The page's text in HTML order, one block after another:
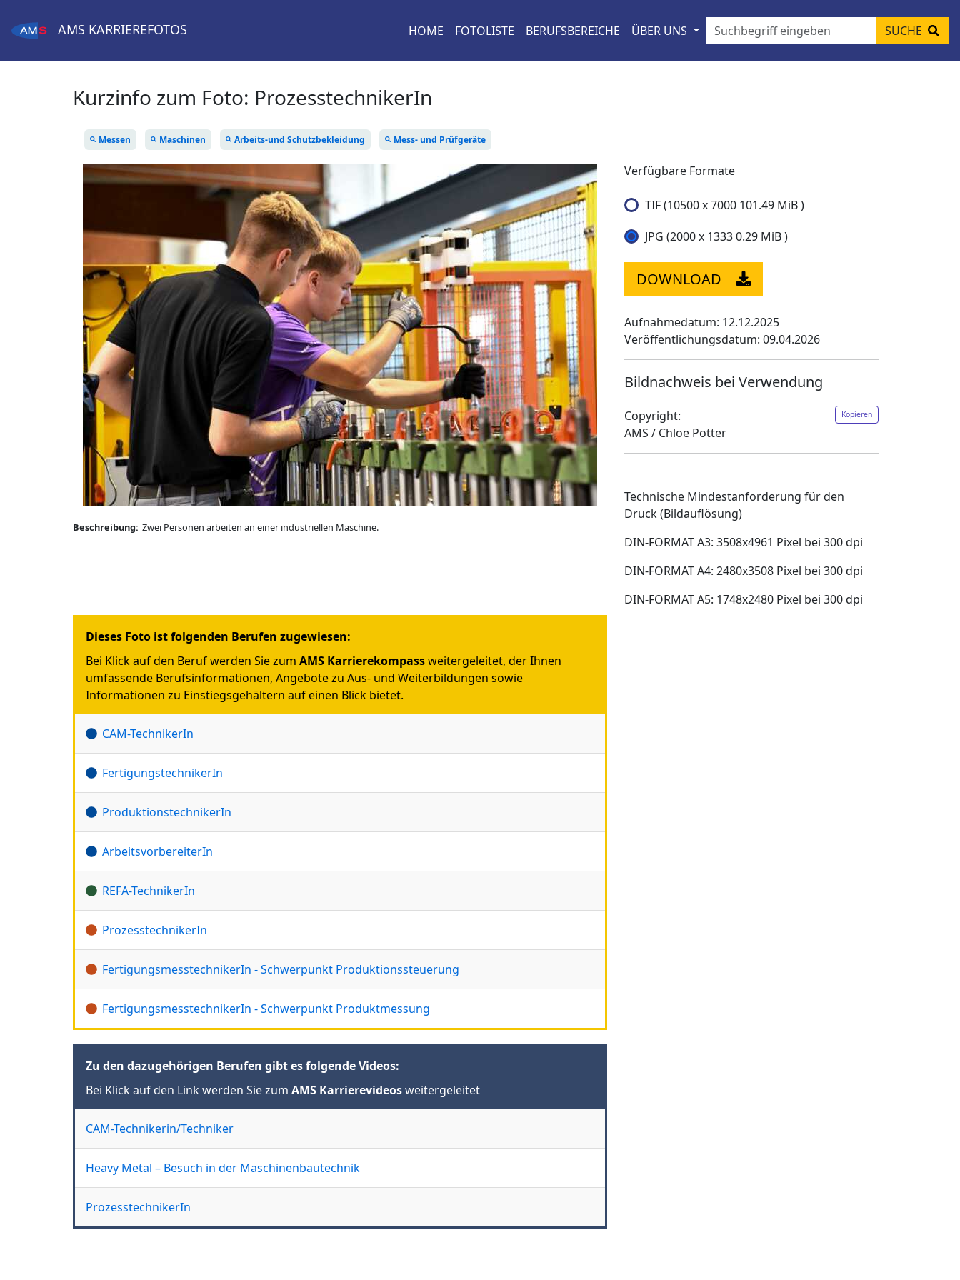
AMS KARRIEREFOTOS HOME FOTOLISTE BERUFSBEREICHE ÜBER UNS SUCHE
Kurzinfo zum Foto: ProzesstechnikerIn
Messen Maschinen Arbeits-und Schutzbekleidung Mess- und Prüfgeräte
Beschreibung: Zwei Personen arbeiten an einer industriellen Maschine.
Verfügbare Formate
TIF (10500 x 7000 101.49 MiB )
JPG (2000 x 1333 0.29 MiB )
DOWNLOAD
Aufnahmedatum: 12.12.2025
Veröffentlichungsdatum: 09.04.2026
Bildnachweis bei Verwendung
Copyright: Kopieren
AMS / Chloe Potter
Technische Mindestanforderung für den
Druck (Bildauflösung)
DIN-FORMAT A3: 3508x4961 Pixel bei 300 dpi
DIN-FORMAT A4: 2480x3508 Pixel bei 300 dpi
DIN-FORMAT A5: 1748x2480 Pixel bei 300 dpi
Dieses Foto ist folgenden Berufen zugewiesen:
Bei Klick auf den Beruf werden Sie zum AMS Karrierekompassweitergeleitet, der Ihnen
umfassende Berufsinformationen, Angebote zu Aus- und Weiterbildungen sowie
Informationen zu Einstiegsgehältern auf einen Blick bietet.
CAM-TechnikerIn
FertigungstechnikerIn
ProduktionstechnikerIn
ArbeitsvorbereiterIn
REFA-TechnikerIn
ProzesstechnikerIn
FertigungsmesstechnikerIn - Schwerpunkt Produktionssteuerung
FertigungsmesstechnikerIn - Schwerpunkt Produktmessung
Zu den dazugehörigen Berufen gibt es folgende Videos:
Bei Klick auf den Link werden Sie zum AMS Karrierevideosweitergeleitet
CAM-Technikerin/Techniker
Heavy Metal – Besuch in der Maschinenbautechnik
ProzesstechnikerIn